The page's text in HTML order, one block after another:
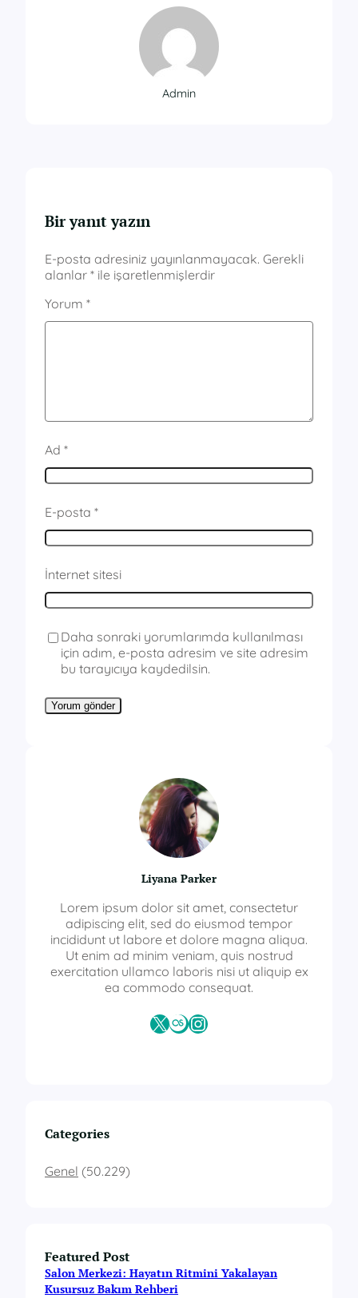
Admin
Bir yanıt yazın
E-posta adresiniz yayınlanmayacak. Gerekli
alanlar * ile işaretlenmişlerdir
Yorum *
Ad *
E-posta *
İnternet sitesi
Daha sonraki yorumlarımda kullanılması
için adım, e-posta adresim ve site adresim
bu tarayıcıya kaydedilsin.
Liyana Parker
Lorem ipsum dolor sit amet, consectetur
adipiscing elit, sed do eiusmod tempor
incididunt ut labore et dolore magna aliqua.
Ut enim ad minim veniam, quis nostrud
exercitation ullamco laboris nisi ut aliquip ex
ea commodo consequat.
X Last.fmInstagram
Categories
Genel (50.229)
Featured Post
Salon Merkezi: Hayatın Ritmini Yakalayan
Kusursuz Bakım Rehberi